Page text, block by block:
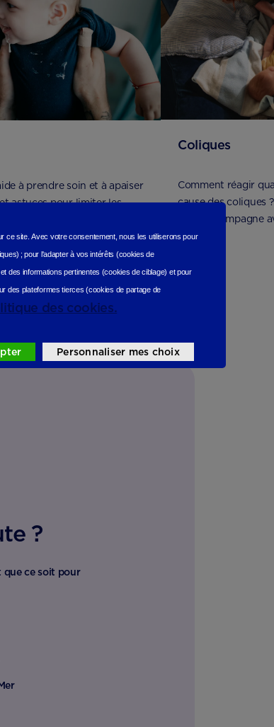
à prendre soin et à apaiser
astuces pour limiter les
Coliques
Comment réagir
cause des coliques
vous accompagne
bébé.
?
que ce soit pour
ce site.Avec votre consentement, nous les utiliseronspour
) ;pour l'adapter à vos intérêts (cookies de
des informations pertinentes (cookies de ciblage) et pour
des plateformes tierces (cookies de partage de
des cookies.
Personnaliser mes choix